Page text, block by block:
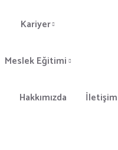
Kariyer
Meslek Eğitimi
Hakkımızda İletişim